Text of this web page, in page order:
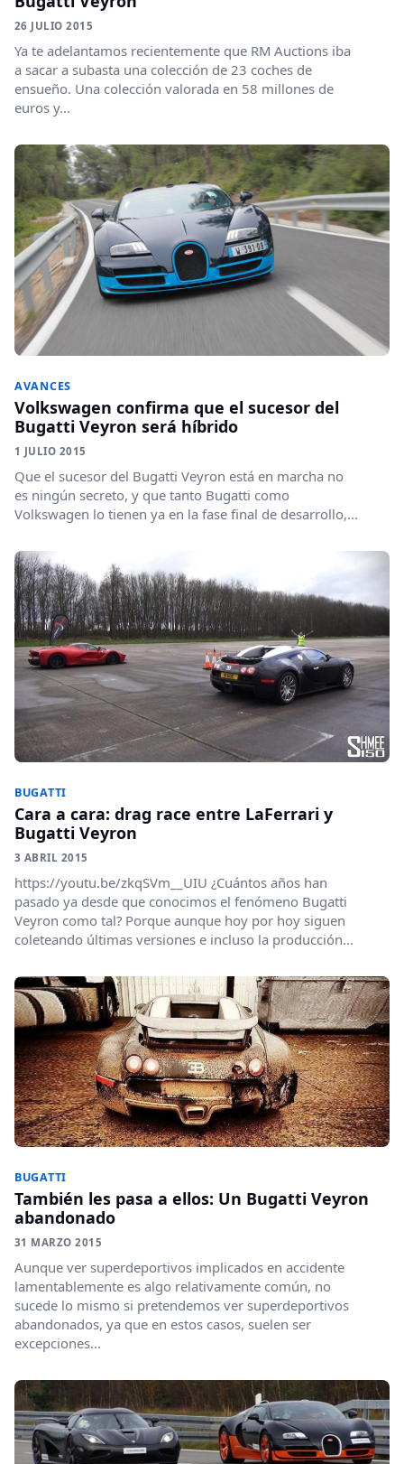
26 JULIO 2015
Ya te adelantamos recientemente que RM Auctions iba
a sacar a subasta una colección de 23 coches de
ensueño. Una colección valorada en 58 millones de
euros y...
AVANCES
Volkswagen confirma que el sucesor del
Bugatti Veyron será híbrido
1 JULIO 2015
Que el sucesor del Bugatti Veyron está en marcha no
es ningún secreto, y que tanto Bugatti como
Volkswagen lo tienen ya en la fase final de desarrollo,...
BUGATTI
Cara a cara: drag race entre LaFerrari y
Bugatti Veyron
3 ABRIL 2015
https://youtu.be/zkqSVm__UIU ¿Cuántos años han
pasado ya desde que conocimos el fenómeno Bugatti
Veyron como tal? Porque aunque hoy por hoy siguen
coleteando últimas versiones e incluso la producción...
BUGATTI
También les pasa a ellos: Un Bugatti Veyron
abandonado
31 MARZO 2015
Aunque ver superdeportivos implicados en accidente
lamentablemente es algo relativamente común, no
sucede lo mismo si pretendemos ver superdeportivos
abandonados, ya que en estos casos, suelen ser
excepciones...